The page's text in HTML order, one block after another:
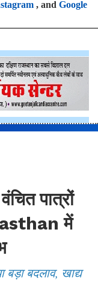
, and Google
पात्रों
में
बदलाव, खाद्य